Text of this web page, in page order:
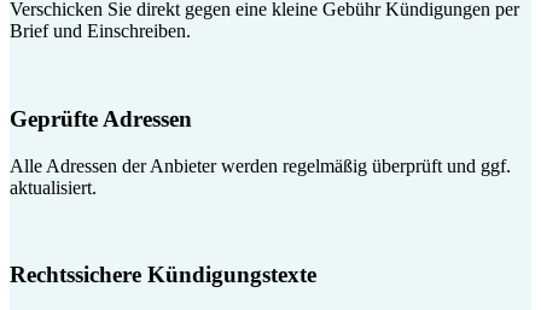
Verschicken Sie direkt gegen eine kleine Gebühr Kündigungen per
Brief und Einschreiben.
Geprüfte Adressen
Alle Adressen der Anbieter werden regelmäßig überprüft und ggf.
aktualisiert.
Rechtssichere Kündigungstexte